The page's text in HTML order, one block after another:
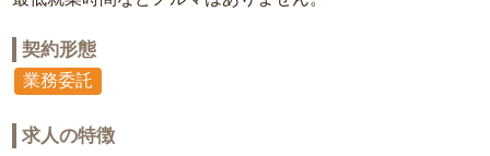
契約形態
業務委託
求人の特徴